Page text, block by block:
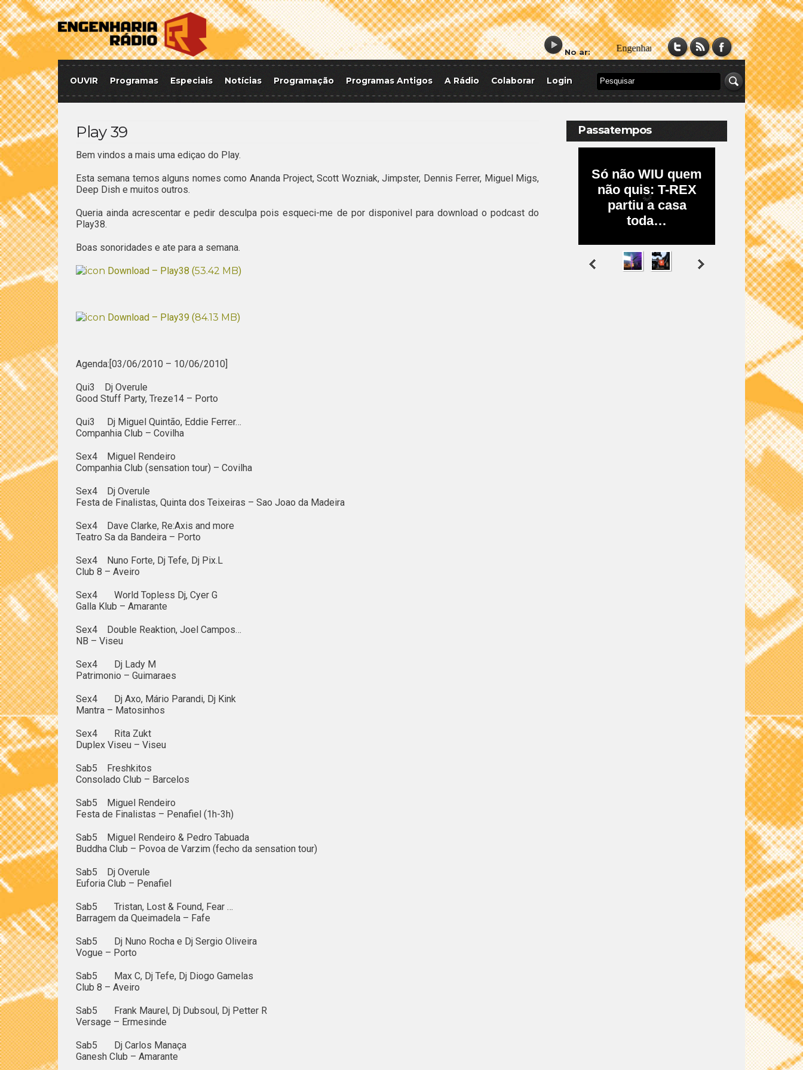
No ar:
OUVIR Programas Especiais Notícias Programação Programas Antigos A Rádio Colaborar Login
Play 39
Bem vindos a mais uma ediçao do Play.
Esta semana temos alguns nomes como Ananda Project, Scott Wozniak, Jimpster, Dennis Ferrer, Miguel Migs,
Deep Dish e muitos outros.
Queria ainda acrescentar e pedir desculpa pois esqueci-me de por disponivel para download o podcast do
Play38.
Boas sonoridades e ate para a semana.
Download – Play38 (53.42 MB)
Download – Play39 (84.13 MB)
Agenda:[03/06/2010 – 10/06/2010]
Qui3 Dj Overule
Good Stuff Party, Treze14 – Porto
Qui3 Dj Miguel Quintão, Eddie Ferrer…
Companhia Club – Covilha
Sex4 Miguel Rendeiro
Companhia Club (sensation tour) – Covilha
Sex4 Dj Overule
Festa de Finalistas, Quinta dos Teixeiras – Sao Joao da Madeira
Sex4 Dave Clarke, Re:Axis and more
Teatro Sa da Bandeira – Porto
Sex4 Nuno Forte, Dj Tefe, Dj Pix.L
Club 8 – Aveiro
Sex4 World Topless Dj, Cyer G
Galla Klub – Amarante
Sex4 Double Reaktion, Joel Campos…
NB – Viseu
Sex4 Dj Lady M
Patrimonio – Guimaraes
Sex4 Dj Axo, Mário Parandi, Dj Kink
Mantra – Matosinhos
Sex4 Rita Zukt
Duplex Viseu – Viseu
Sab5 Freshkitos
Consolado Club – Barcelos
Sab5 Miguel Rendeiro
Festa de Finalistas – Penafiel (1h-3h)
Sab5 Miguel Rendeiro & Pedro Tabuada
Buddha Club – Povoa de Varzim (fecho da sensation tour)
Sab5 Dj Overule
Euforia Club – Penafiel
Sab5 Tristan, Lost & Found, Fear …
Barragem da Queimadela – Fafe
Sab5 Dj Nuno Rocha e Dj Sergio Oliveira
Vogue – Porto
Sab5 Max C, Dj Tefe, Dj Diogo Gamelas
Club 8 – Aveiro
Sab5 Frank Maurel, Dj Dubsoul, Dj Petter R
Versage – Ermesinde
Sab5 Dj Carlos Manaça
Ganesh Club – Amarante
Passatempos